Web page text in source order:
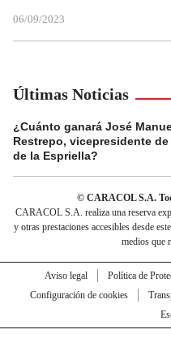
06/09/2023
Últimas Noticias
¿Cuánto ganará José
Restrepo, vicepresidente de
de la Espriella?
© CARACOL S.A.
CARACOL S.A. realiza una reserva
y otras prestaciones accesibles desde
medios que
Aviso legal Política de
Configuración de cookies